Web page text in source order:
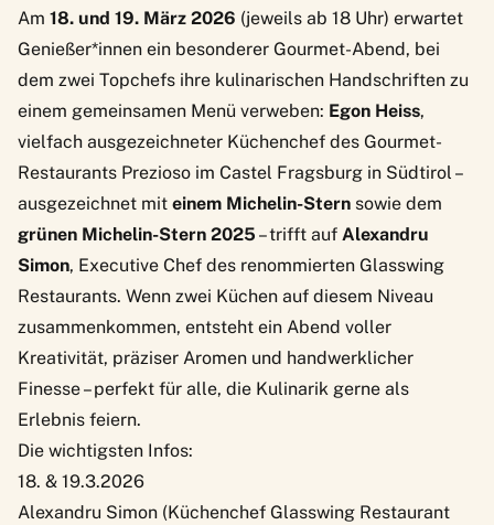
Am 18. und 19. März 2026 (jeweils ab 18 Uhr) erwartet
Genießer*innen ein besonderer Gourmet-Abend, bei
dem zwei Topchefs ihre kulinarischen Handschriften zu
einem gemeinsamen Menü verweben: Egon Heiss,
vielfach ausgezeichneter Küchenchef des Gourmet-
Restaurants Prezioso im Castel Fragsburg in Südtirol –
ausgezeichnet mit einem Michelin-Stern sowie dem
grünen Michelin-Stern 2025 – trifft auf Alexandru
Simon, Executive Chef des renommierten Glasswing
Restaurants. Wenn zwei Küchen auf diesem Niveau
zusammenkommen, entsteht ein Abend voller
Kreativität, präziser Aromen und handwerklicher
Finesse – perfekt für alle, die Kulinarik gerne als
Erlebnis feiern.
Die wichtigsten Infos:
18. & 19.3.2026
Alexandru Simon (Küchenchef Glasswing Restaurant